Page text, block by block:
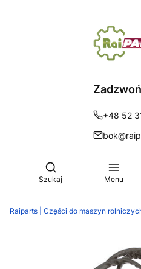
+48 52
Otwórz wyszukiwarkę
Szukaj Menu
Raiparts | Części do maszyn